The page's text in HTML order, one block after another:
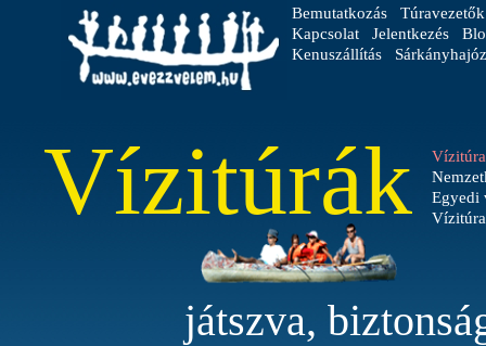
Bemutatkozás
Túravezetők
Kapcsolat
Jelentkezés
Kenuszállítás
Egyedi
Vízitúrák
játszva,